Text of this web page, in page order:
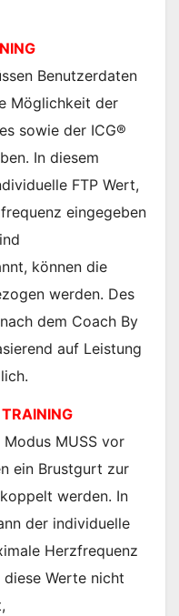
Benutzerdaten
Möglichkeit der
sowie der ICG®
In diesem
FTP Wert,
eingegeben
können die
werden. Des
dem Coach By
auf Leistung
MUSS vor
ein Brustgurt zur
werden. In
der individuelle
Herzfrequenz
Werte nicht